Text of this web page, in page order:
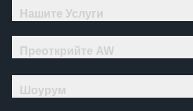
Нашите Услуги
Преоткрийте AW
Шоурум